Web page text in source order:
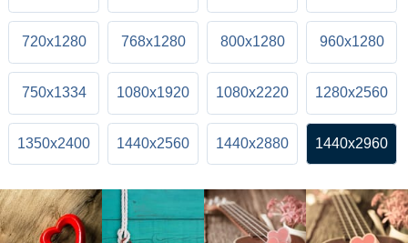
720x1280 768x1280 800x1280 960x1280
750x1334 1080x1920 1080x2220 1280x2560
1350x2400 1440x2560 1440x2880 1440x2960